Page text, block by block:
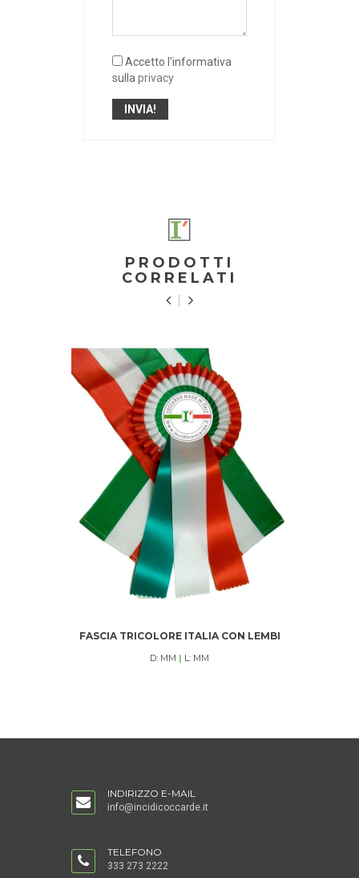
Accetto l'informativa
sulla privacy
PRODOTTI
CORRELATI
FASCIA TRICOLORE ITALIA CON LEMBI
D: MM | L: MM
INDIRIZZO E-MAIL
info@incidicoccarde.it
TELEFONO
333 273 2222